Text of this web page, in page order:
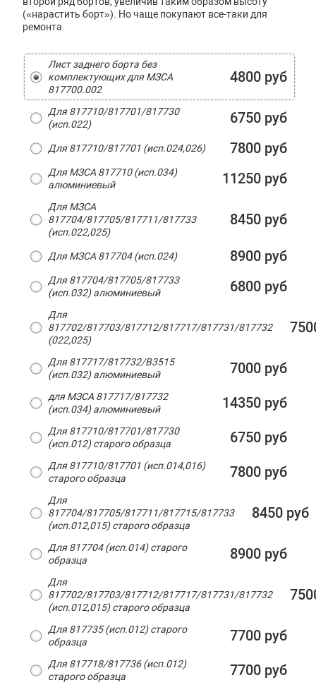
(«нарастить борт»). Но чаще покупают все-таки для
ремонта.
Лист заднего борта без
комплектующих для МЗСА
817700.002
4800 руб
Для 817710/817701/817730
(исп.022)
6750 руб
Для 817710/817701 (исп.024,026) 7800 руб
Для МЗСА 817710 (исп.034)
алюминиевый
11250 руб
Для МЗСА
817704/817705/817711/817733
(исп.022,025)
8450 руб
Для МЗСА 817704 (исп.024) 8900 руб
Для 817704/817705/817733
(исп.032) алюминиевый
6800 руб
Для
817702/817703/817712/817717/817731/817732
(022,025)
Для 817717/817732/B3515
(исп.032) алюминиевый
7000 руб
для МЗСА 817717/817732
(исп.034) алюминиевый
14350 руб
Для 817710/817701/817730
(исп.012) старого образца
6750 руб
Для 817710/817701 (исп.014,016)
старого образца
7800 руб
Для
817704/817705/817711/817715/817733
(исп.012,015) старого образца
8450 руб
Для 817704 (исп.014) старого
образца
8900 руб
Для
817702/817703/817712/817717/817731/817732
(исп.012,015) старого образца
Для 817735 (исп.012) старого
образца
7700 руб
Для 817718/817736 (исп.012)
старого образца
7700 руб